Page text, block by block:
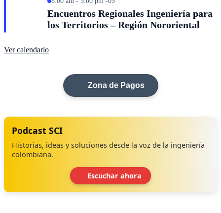
Encuentros Regionales Ingeniería para
los Territorios – Región Nororiental
Ver calendario
Zona de Pagos
Podcast SCI
Historias, ideas y soluciones desde la voz de la ingeniería
colombiana.
Escuchar ahora